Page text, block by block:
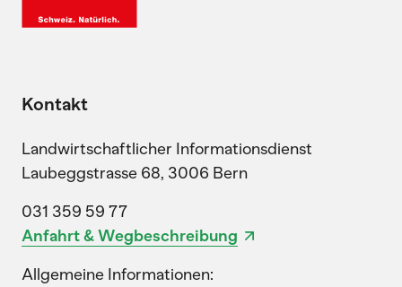
Kontakt
Landwirtschaftlicher Informationsdienst
Laubeggstrasse 68, 3006 Bern
031 359 59 77
Anfahrt & Wegbeschreibung
Allgemeine Informationen: